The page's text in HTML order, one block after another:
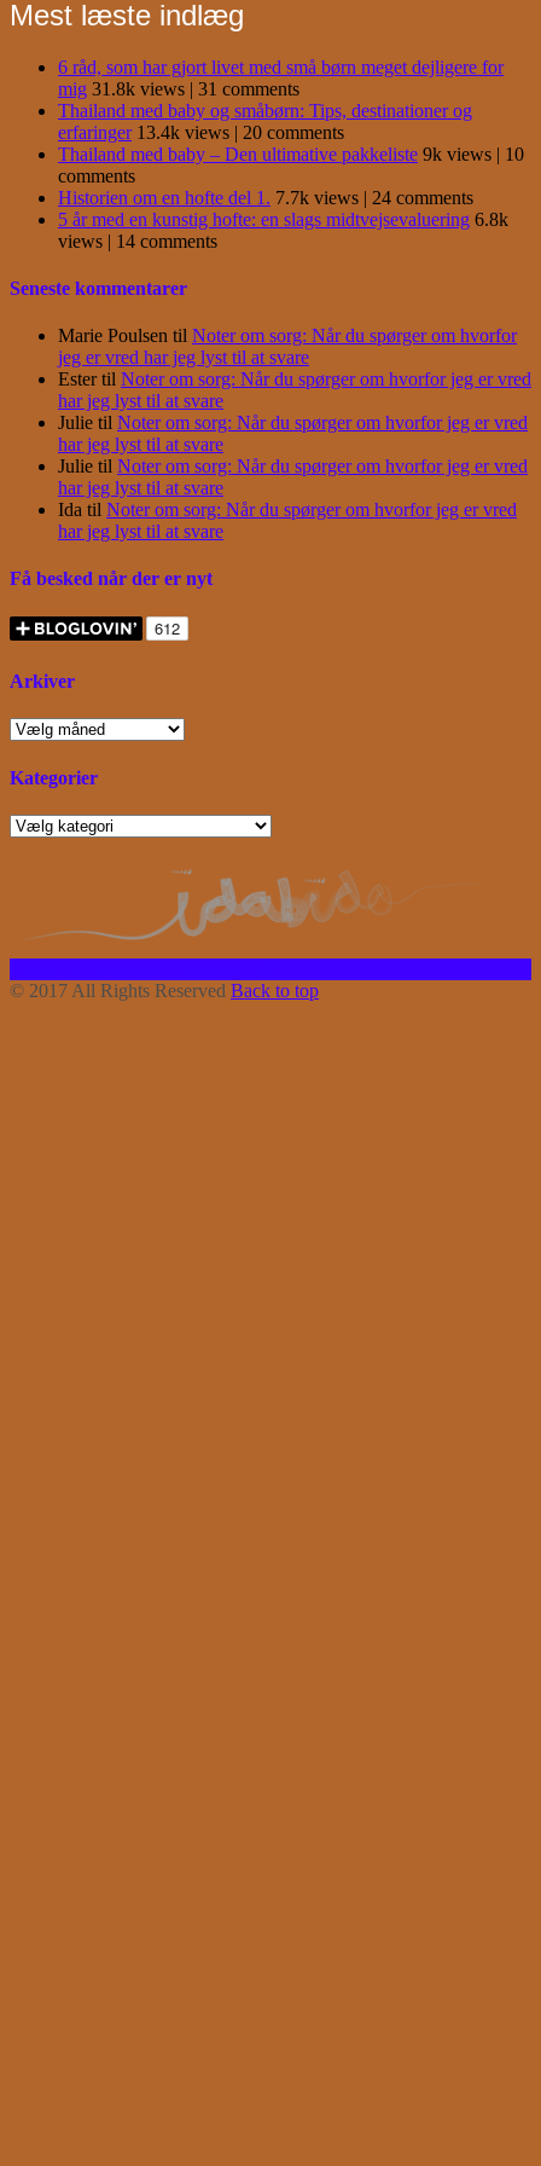
Mest læste indlæg
6 råd, som har gjort livet med små børn meget dejligere for
mig 31.8k views | 31 comments
Thailand med baby og småbørn: Tips, destinationer og
erfaringer 13.4k views | 20 comments
Thailand med baby – Den ultimative pakkeliste 9k views | 10
comments
Historien om en hofte del 1. 7.7k views | 24 comments
5 år med en kunstig hofte: en slags midtvejsevaluering 6.8k
views | 14 comments
Seneste kommentarer
Marie Poulsen til Noter om sorg: Når du spørger om hvorfor
jeg er vred har jeg lyst til at svare
Estertil Noter om sorg: Når du spørger om hvorfor jeg er vred
har jeg lyst til at svare
Julie til Noter om sorg: Når du spørger om hvorfor jeg er vred
har jeg lyst til at svare
Julie til Noter om sorg: Når du spørger om hvorfor jeg er vred
har jeg lyst til at svare
Ida til Noter om sorg: Når du spørger om hvorfor jeg er vred
har jeg lyst til at svare
Få besked når der er nyt
Arkiver
Arkiver
Kategorier
Kategorier
© 2017 All Rights Reserved Back to top